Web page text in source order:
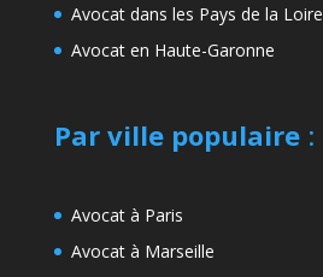
Avocat dans les Pays de la Loire
Avocat en Haute-Garonne
Par ville populaire:
Avocat à Paris
Avocat à Marseille